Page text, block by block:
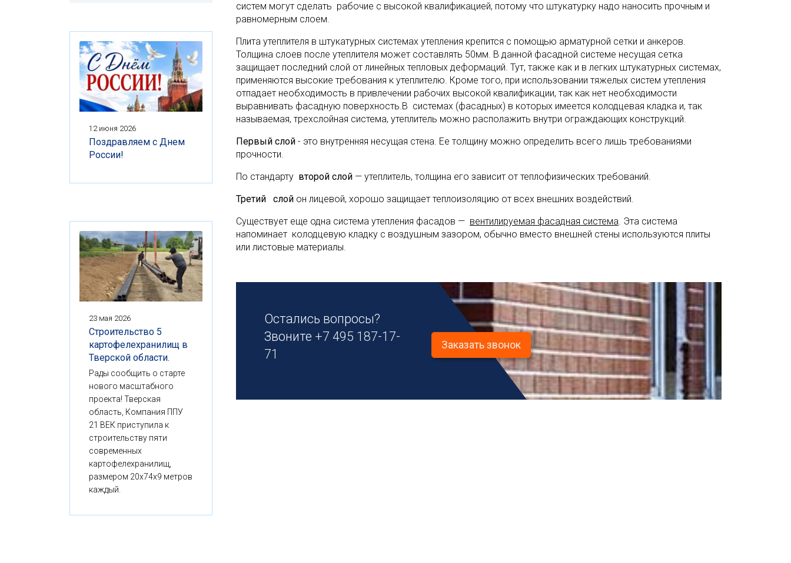
систем могут сделать рабочие с высокой квалификацией, потому что штукатурку надо наносить прочным и
равномерным слоем.
Плита утеплителя в штукатурных системах утепления крепится с помощью арматурной сетки и анкеров.
Толщина слоев после утеплителя может составлять 50мм. В данной фасадной системе несущая сетка
защищает последний слой от линейных тепловых деформаций. Тут, также как и в легких штукатурных системах,
применяются высокие требования к утеплителю. Кроме того, при использовании тяжелых систем утепления
отпадает необходимость в привлечении рабочих высокой квалификации, так как нет необходимости
выравнивать фасадную поверхность.В системах (фасадных) в которых имеется колодцевая кладка и, так
называемая, трехслойная система, утеплитель можно располажить внутри ограждающих конструкций.
Первый слой - это внутренняя несущая стена. Ее толщину можно определить всего лишь требованиями
прочности.
По стандарту второй слой — утеплитель, толщина его зависит от теплофизических требований.
Третий слой он лицевой, хорошо защищает теплоизоляцию от всех внешних воздействий.
Существует еще одна система утепления фасадов — вентилируемая фасадная система. Эта система
напоминает колодцевую кладку с воздушным зазором, обычно вместо внешней стены используются плиты
или листовые материалы.
Остались вопросы?
Звоните +7 495 187-17-
71
Заказать звонок
12 июня 2026
Поздравляем с Днем
России!
23 мая 2026
Строительство 5
картофелехранилищ в
Тверской области.
Рады сообщить о старте
нового масштабного
проекта! Тверская
область, Компания ППУ
21 ВЕК приступила к
строительству пяти
современных
картофелехранилищ,
размером 20x74x9 метров
каждый.